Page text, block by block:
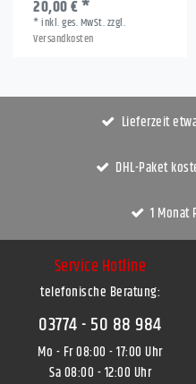
20,00 € *
*inkl. ges. MwSt.zzgl.
Versandkosten
Lieferzeit
DHL-Paket
1 Monat
Service Hotline
telefonische Beratung:
03774 - 50 88 984
Mo - Fr 08:00 - 17:00 Uhr
Sa 08:00 - 12:00 Uhr